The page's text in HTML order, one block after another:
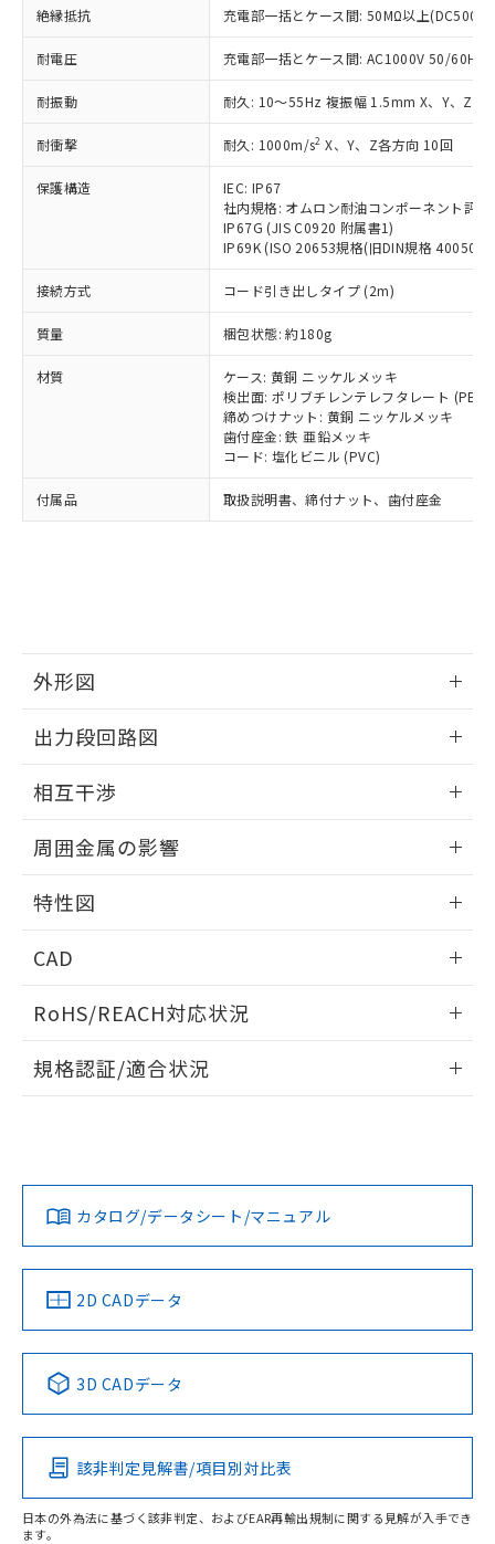
絶縁抵抗 充電部一括とケース間: 50MΩ以上(DC500V
耐電圧 充電部一括とケース間: AC1000V 50/60Hz
耐振動 耐久: 10～55Hz 複振幅 1.5mm X、Y、Z各
耐衝撃 耐久: 1000m/s2 X、Y、Z各方向 10回
保護構造
IEC: IP67
社内規格: オムロン耐油コンポーネント評
IP67G (JIS C0920 附属書1)
IP69K (ISO 20653規格(旧DIN規格 40050
接続方式 コード引き出しタイプ (2m)
質量 梱包状態: 約180g
材質
ケース: 黄銅 ニッケルメッキ
検出面: ポリブチレンテレフタレート (PBT)
締めつけナット: 黄銅 ニッケルメッキ
歯付座金: 鉄 亜鉛メッキ
コード: 塩化ビニル (PVC)
付属品 取扱説明書、締付ナット、歯付座金
外形図
外形図
出力段回路図
出力段回路図
タイムチャート
相互干渉
相互干渉
A: 70mm以上、B: 45mm以上
周囲金属の影響
周囲金属の影響
上、n: 54mm以上
特性図
検出物体の大きさと材質による影響
検出領域
CAD
ドすることができます。
ログイン/会員登録
ダウンロードデータをご利用いただく前に、以下を必ずお読
みください。
ソフトウェアの使用条件
RoHS/REACH対応状況
EU RoHS 注意事項・凡例
対応済み
中国 RoHS 注意事項・凡例
Pb Hg Cd Cr(VI)
O
規格認証/適合状況
LR型式承認
（イギリス
船舶規格）
DNV型式承認
（ノルウェー
BV型式承認
（フランス
KR型式
（韓国
No No No No
この製品の規格認証/適合状況ページへ
その他の認証はこちらのページからご検索ください
カタログ/データシート/マニュアル
2D CADデータ
3D CADデータ
該非判定見解書/項目別対比表
日本の外為法に基づく該非判定、およびEAR再輸出規制に関する見解が入手でき
ます。
ことをご了承ください。
在庫状況および標準価格照会結果は、
記載している更新日時点での社内デー
タに基づき作成されるものであり、閲
覧された時点での実際の在庫および標
準価格とは異なる場合があることをご
了承ください。
様のお取引先、またはお客様担当のオ
ムロン制御機器販売店・当社販売員に
ご相談ください。
オムロン制御機器販売店や当社販売拠
販売ネットワーク
」をご確認
在庫状況および標準価格結果を当社の
事前の承諾なく第三者に漏洩または開
示しないようお願いします。
マイパーツ機能（部品リスト作成サー
ビス）をご利用いただくには、I-Web
メンバーズにご登録されている必要が
お客様が当ウェブサイト上で当社にご
登録された部品リストについて、当社
指します。
むを得ず変更することがあります。
ミウム(Cd) 100ppm以下、
六価クロム(Cr(Ⅵ)) 1000ppm以下、ポリ臭化ビフェニル
類(PBB) 1000ppm以下、ポリ臭化ジフェニルエーテル類
(PBDE) 1000ppm以下、フタル酸ビス(2-エチルヘキシ
ル) (DEHP)(別名：DOP) 1000ppm以下、フタル酸ブチ
ルベンジル（BBP） 1000ppm以下、フタル酸ジブチル
（DBP） 1000ppm以下、フタル酸ジイソブチル
但し、RoHS指令で産業用監視および制御機器に対する
フタル酸エステル類の４物質については閾値を超える意
図的な使用がないことを確認しています。
※2 対応予定月
部品在庫の切り替え状況などにより、予定
月が前後することがあります。
※3 非含有証明書ダウンロード
51物質の非含有証明書（当社基準）
※本証明書は発行日時点で非含有を証明す
ものではありません。
また、RoHS指令のフタル酸エステル類４
物質の対応では、対応完了までの期間は出
荷製品に未対応品が混在することから備考
欄に対応日を記載しておりました。
既に当社にて対応品への在庫切替を完了
す。
「－」：未確認です。当社販売部門へお問
*中国RoHS10物質の基準値 (GB/T26572)：
Pb(鉛) :1000ppm、 Hg(水銀) : 1000ppm、 Cd(カドミウ
Cr(Ⅵ)(六価クロム) : 1000ppm、 PBBs(ポリ臭化ビフェ
DBP(フタル酸ジブチル) : 1000ppm、 DIBP(フタル酸ジ
イソブチル) : 1000ppm、 BBP(フタル酸ブチルベンジ
DEHP(フタル酸ビス(2-エチルヘキシル)) : 1000ppm
※2 環境保護使用期限
「ｅ」：有害物質（10物質）のすべてが基
準値以下であることを示します。
「10」：通常の使用状況下において有害物
質が外部に漏えいし、環境に深刻な影響を
及ぼさない年数を意味します。
「－」：未確認です。当社販売部門へお問
い合わせください。
当社は、これら貴社製品のうち、外国
為替および外国貿易法に定める商品
（以下｢規制貨物等」という）を輸出
または国外への提供する場合は、日本
国政府の輸出許可(または役務取引許
可)を取得するなどの必要な手続きを
当社は規制貨物を破棄する場合は、完
全に破砕するなど、違法に輸出されな
いよう必要な手段を講じます。
当社は貴社製品を、核兵器、ミサイ
ル、化学兵器、生物兵器またはその他
武器並びにこれらの製造装置等に一切
使用いたしません。
当社は、貴社製品を第三者に販売する
場合は、上記1、2および3の内容を当
該第三者に通知します。また当社は、
販売先および販売に係わる関係者が違
法に輸出するおそれがある場合は、取
り引きをいたしません。
一定数以上の在庫あり
一定数には満たないが在庫あり
在庫なし(最新の在庫状況につ
いては、お客様のお取引先、ま
たはお客様担当のオムロン制御
機器販売店・当社販売員にご確
認ください)
受注生産機種、また在庫状況の
情報を公開していない機種